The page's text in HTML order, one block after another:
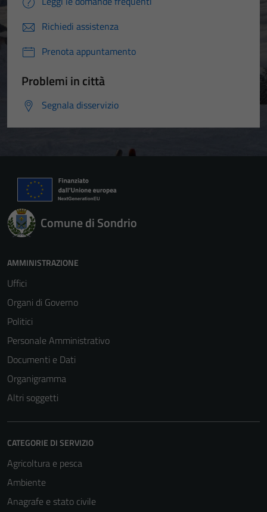
Richiedi assistenza
Prenota appuntamento
Problemi in città
Segnala disservizio
Comune di Sondrio
AMMINISTRAZIONE
Uffici
Organi di Governo
Politici
Personale Amministrativo
Documenti e Dati
Organigramma
Altri soggetti
CATEGORIE DI SERVIZIO
Agricoltura e pesca
Ambiente
Anagrafe e stato civile